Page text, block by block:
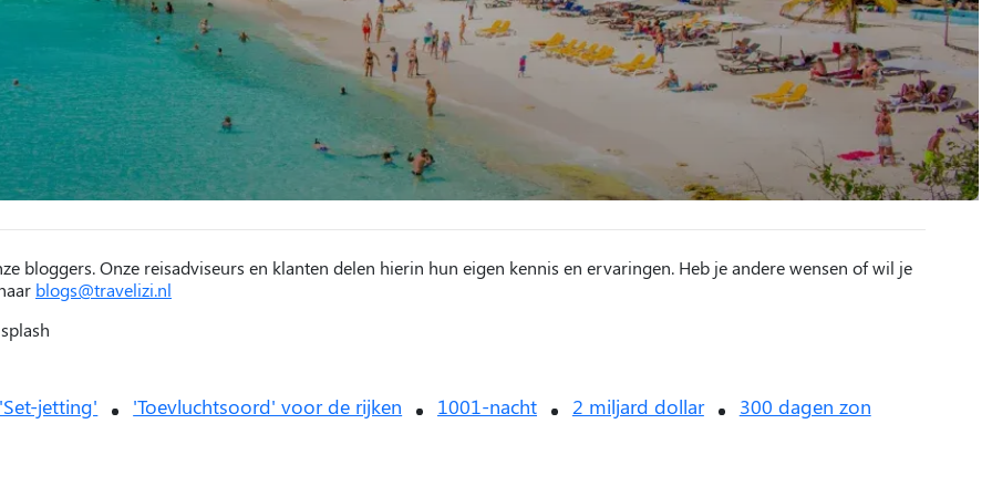
bloggers. Onze reisadviseurs en klanten delen hierin hun eigen kennis en ervaringen. Heb je andere wensen of wil je
blogs@travelizi.nl
'Set-jetting' 'Toevluchtsoord' voor de rijken 1001-nacht 2 miljard dollar 300 dagen zon